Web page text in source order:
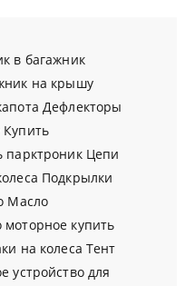
в багажник
на крышу
Дефлекторы
Купить
парктроник Цепи
Подкрылки
Масло
моторное купить
на колеса Тент
устройство для